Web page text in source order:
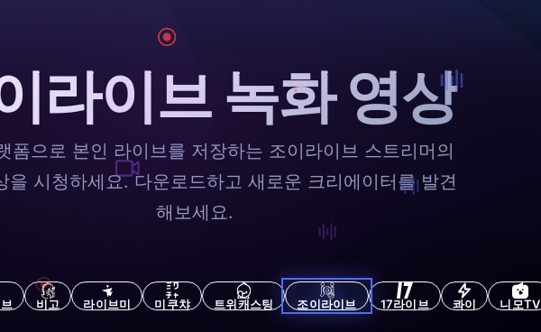
라이브 녹화 영상
폼으로 본인 라이브를 저장하는 조이라이브 스트리머의
을 시청하세요. 다운로드하고 새로운 크리에이터를 발견
해보세요.
비고 라이브미 미쿠챠 트위캐스팅 조이라이브 17라이브 콰이 니모TV